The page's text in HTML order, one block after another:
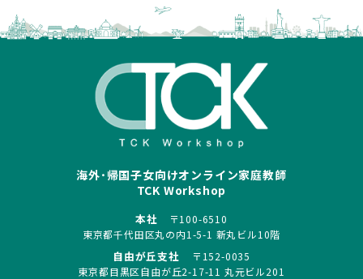
海外･帰国子女向けオンライン家庭教師
TCK Workshop
本社
〒100-6510
東京都千代田区丸の内1-5-1 新丸ビル10階
自由が丘支社
〒152-0035
東京都目黒区自由が丘2-17-11 丸元ビル201